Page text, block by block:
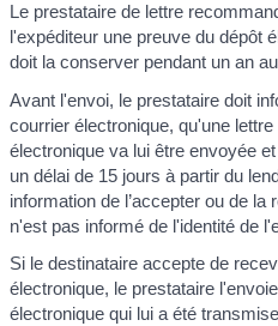
Le prestataire de lettre
l'expéditeur une preuve du dépôt
doit la conserver pendant un an
Avant l'envoi, le prestataire doit
courrier électronique, qu'une
électronique va lui être envoyée
un délai de 15 jours à partir du
information de l’accepter ou de la
n'est pas informé de l'identité de
Si le destinataire accepte de
électronique, le prestataire
électronique qui lui a été